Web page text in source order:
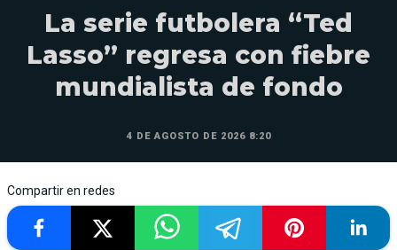
La serie futbolera “Ted
Lasso” regresa con fiebre
mundialista de fondo
4 DE AGOSTO DE 2026 8:20
Compartir en redes